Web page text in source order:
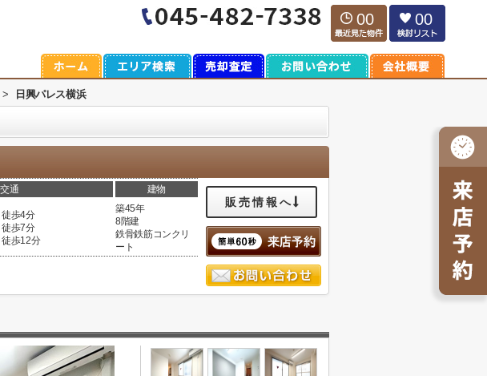
00 00
> 日興パレス横浜
交通 建物
徒歩4分
徒歩7分
徒歩12分
築45年
8階建
鉄骨鉄筋コンクリ
ート
販売情報へ